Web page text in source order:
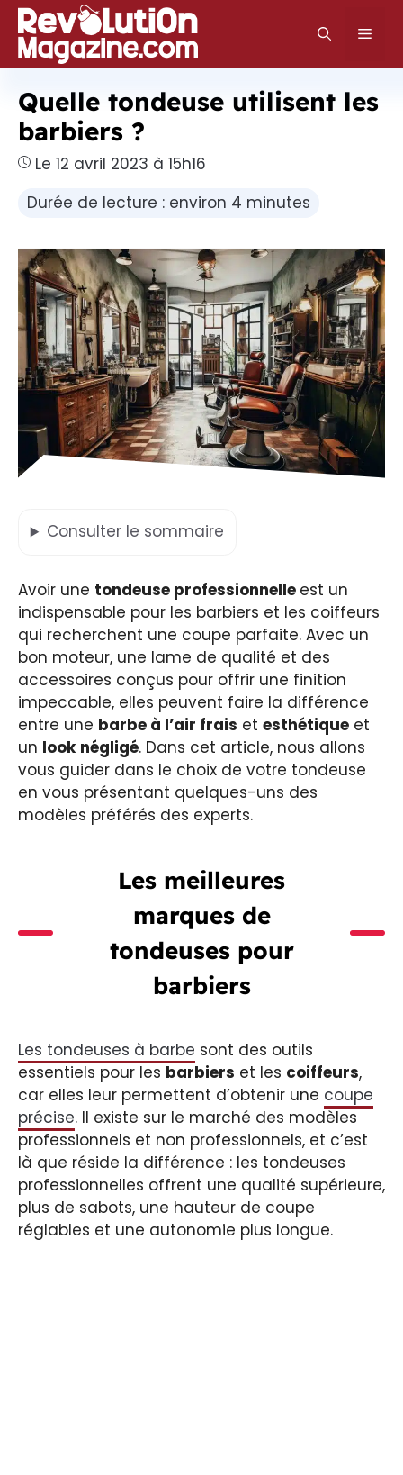
Aller
au
contenu
Quelle tondeuse utilisent les
barbiers ?
Le 12 avril 2023 à 15h16
Durée de lecture : environ 4 minutes
Consulter le sommaire
Avoir une tondeuse professionnelle est un
indispensable pour les barbiers et les coiffeurs
qui recherchent une coupe parfaite. Avec un
bon moteur, une lame de qualité et des
accessoires conçus pour offrir une finition
impeccable, elles peuvent faire la différence
entre une barbe à l’air frais et esthétique et
un look négligé. Dans cet article, nous allons
vous guider dans le choix de votre tondeuse
en vous présentant quelques-uns des
modèles préférés des experts.
Les meilleures
marques de
tondeuses pour
barbiers
Les tondeuses à barbe sont des outils
essentiels pour les barbiers et les coiffeurs,
car elles leur permettent d’obtenir une coupe
précise. Il existe sur le marché des modèles
professionnels et non professionnels, et c’est
là que réside la différence : les tondeuses
professionnelles offrent une qualité supérieure,
plus de sabots, une hauteur de coupe
réglables et une autonomie plus longue.